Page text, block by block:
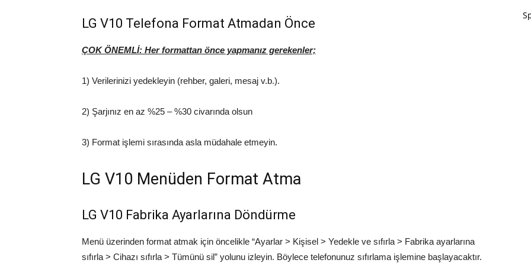
LG V10 Telefona Format Atmadan Önce
ÇOK ÖNEMLİ: Her formattan önce yapmanız gerekenler;
1) Verilerinizi yedekleyin (rehber, galeri, mesaj v.b.).
2) Şarjınız en az %25 – %30 civarında olsun
3) Format işlemi sırasında asla müdahale etmeyin.
LG V10 Menüden Format Atma
LG V10 Fabrika Ayarlarına Döndürme
Menü üzerinden format atmak için öncelikle “Ayarlar > Kişisel > Yedekle ve sıfırla > Fabrika ayarlarına
sıfırla > Cihazı sıfırla > Tümünü sil” yolunu izleyin. Böylece telefonunuz sıfırlama işlemine başlayacaktır.